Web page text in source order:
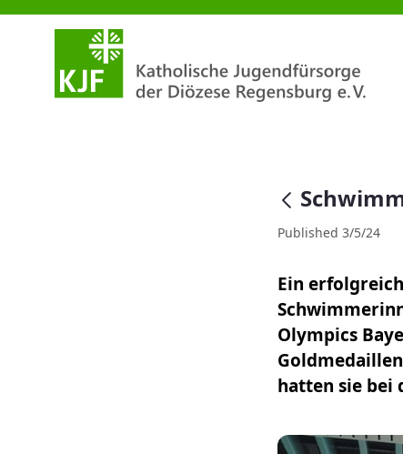
Schwimmteam Rottal-Inn
null
Published 3/5/24
Ein
Olympics
hatten sie bei